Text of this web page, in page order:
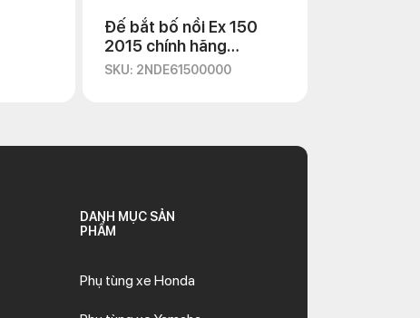
Đế bắt bố nồi Ex 150
2015 chính hãng
Yamaha
SKU: 2NDE61500000
DANH MỤC SẢN
PHẨM
Phụ tùng xe Honda